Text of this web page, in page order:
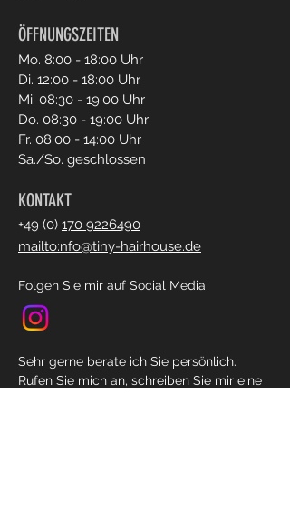
ÖFFNUNGSZEITEN
Mo. 8:00 - 18:00 Uhr
Di. 12:00 - 18:00 Uhr
Mi. 08:30 - 19:00 Uhr
Do. 08:30 - 19:00 Uhr
Fr. 08:00 - 14:00 Uhr
Sa./So. geschlossen
KONTAKT
+49 (0) 170 9226490
mailto:nfo@tiny-hairhouse.de
Folgen Sie mir auf Social Media
Sehr gerne berate ich Sie persönlich.
Rufen Sie mich an, schreiben Sie mir eine